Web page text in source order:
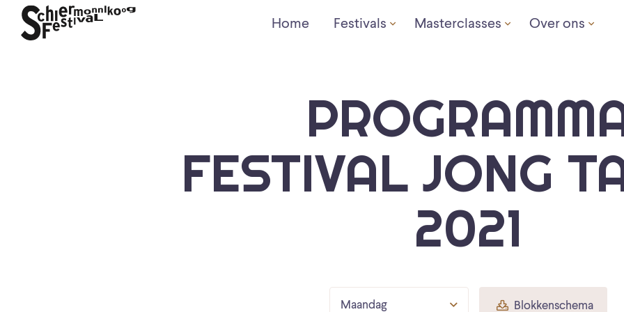
Home Festivals Masterclasses Over ons
FESTIVAL JONG
2021
Maandag Blokkenschema